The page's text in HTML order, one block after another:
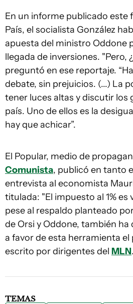
En un informe publicado este
País, el socialista González
apuesta del ministro Oddone
llegada de inversiones. "Pero,
preguntó en ese reportaje.
debate, sin prejuicios. (...) La
tener luces altas y discutir los
país. Uno de ellos es la
hay que achicar”.
El Popular, medio de
Comunista, publicó en tanto
entrevista al economista
titulada: "El impuesto al 1% es
pese al respaldo planteado
de Orsi y Oddone, también
a favor de esta herramienta
escrito por dirigentes del MLN.
TEMAS